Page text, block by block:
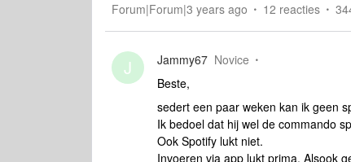
Forum|Forum|3 years ago 12 reacties
J Jammy67 Novice
Beste,
sedert een paar weken kan ik geen
Ik bedoel dat hij wel de commando
Ook Spotify lukt niet.
Invoeren via app lukt prima. Alsook